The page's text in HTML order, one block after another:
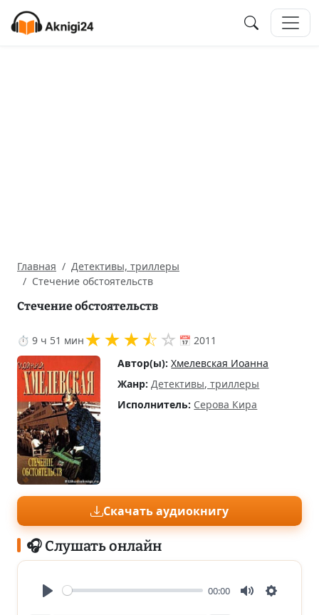
Главная
Детективы, триллеры
Стечение обстоятельств
Стечение обстоятельств
⏱ 9 ч 51 мин★★★⯪ ☆ 📅 2011
Автор(ы): Хмелевская Иоанна
Жанр: Детективы, триллеры
Исполнитель: Серова Кира
Скачать аудиокнигу
🎧 Слушать онлайн
00:00